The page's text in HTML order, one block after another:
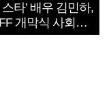
스타’ 배우 김민하,
개막식 사회자